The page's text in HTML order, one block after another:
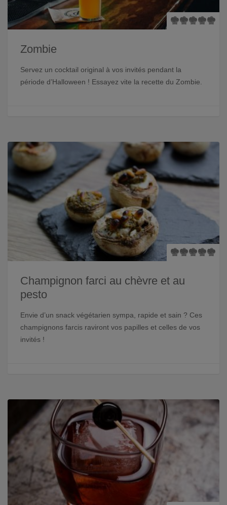
Zombie
Servez un cocktail original à vos invités pendant la
période d’Halloween ! Essayez vite la recette du Zombie.
Champignon farci au chèvre et au
pesto
Envie d’un snack végétarien sympa, rapide et sain ? Ces
champignons farcis raviront vos papilles et celles de vos
invités !